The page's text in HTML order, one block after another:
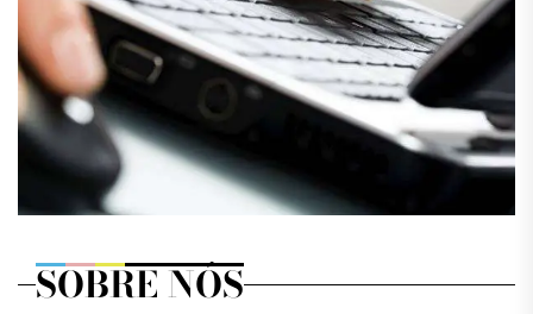
SOBRE NÓS